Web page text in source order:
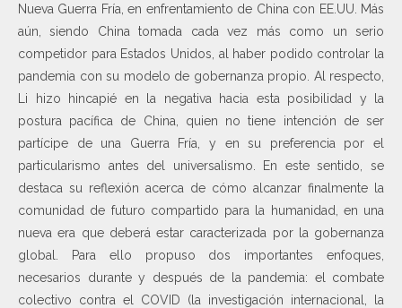
Nueva Guerra Fría, en enfrentamiento de China con EE.UU. Más
aún, siendo China tomada cada vez más como un serio
competidor para Estados Unidos, al haber podido controlar la
pandemia con su modelo de gobernanza propio. Al respecto,
Li hizo hincapié en la negativa hacia esta posibilidad y la
postura pacífica de China, quien no tiene intención de ser
partícipe de una Guerra Fría, y en su preferencia por el
particularismo antes del universalismo. En este sentido, se
destaca su reflexión acerca de cómo alcanzar finalmente la
comunidad de futuro compartido para la humanidad, en una
nueva era que deberá estar caracterizada por la gobernanza
global. Para ello propuso dos importantes enfoques,
necesarios durante y después de la pandemia: el combate
colectivo contra el COVID (la investigación internacional, la